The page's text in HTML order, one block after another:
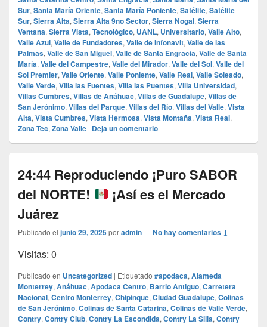
Sur, Santa María Oriente, Santa María Poniente, Satélite, Satélite
Sur, Sierra Alta, Sierra Alta 9no Sector, Sierra Nogal, Sierra
Ventana, Sierra Vista, Tecnológico, UANL, Universitario, Valle Alto,
Valle Azul, Valle de Fundadores, Valle de Infonavit, Valle de las
Palmas, Valle de San Miguel, Valle de Santa Engracia, Valle de Santa
María, Valle del Campestre, Valle del Mirador, Valle del Sol, Valle del
Sol Premier, Valle Oriente, Valle Poniente, Valle Real, Valle Soleado,
Valle Verde, Villa las Fuentes, Villa las Puentes, Villa Universidad,
Villas Cumbres, Villas de Anáhuac, Villas de Guadalupe, Villas de
San Jerónimo, Villas del Parque, Villas del Río, Villas del Valle, Vista
Alta, Vista Cumbres, Vista Hermosa, Vista Montaña, Vista Real,
Zona Tec, Zona Valle | Deja un comentario
24:44 Reproduciendo ¡Puro SABOR
del NORTE!
¡Así es el Mercado
Juárez
Publicado el junio 29, 2025poradmin—No hay comentarios ↓
Visitas: 0
Publicado en Uncategorized | Etiquetado #apodaca, Alameda
Monterrey, Anáhuac, Apodaca Centro, Barrio Antiguo, Carretera
Nacional, Centro Monterrey, Chipinque, Ciudad Guadalupe, Colinas
de San Jerónimo, Colinas de Santa Catarina, Colinas de Valle Verde,
Contry, Contry Club, Contry La Escondida, Contry La Silla, Contry